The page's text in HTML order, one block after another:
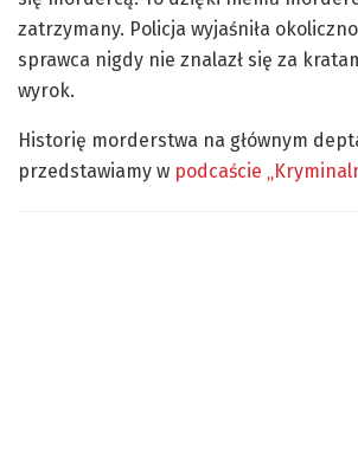
zatrzymany. Policja wyjaśniła
sprawca nigdy nie znalazł się za
wyrok.
Historię morderstwa na głównym
przedstawiamy w podcaście